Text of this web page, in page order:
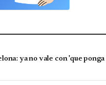
ya no vale con 'que ponga